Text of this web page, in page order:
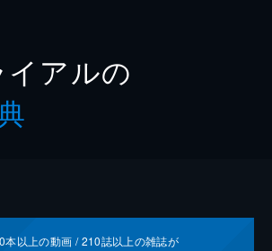
アルの
本以上の動画 /210誌以上の雑誌が